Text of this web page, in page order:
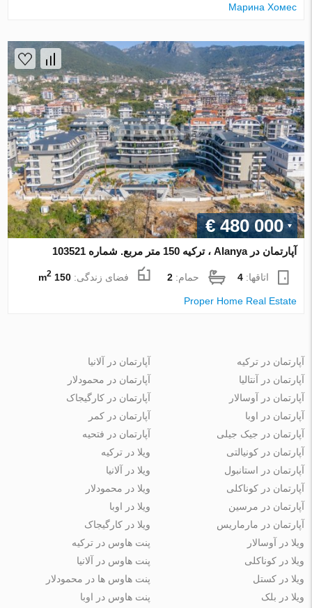
Марина Хомес
€ 480 000
آپارتمان در Alanya ، ترکیه 150 متر مربع. شماره 103521
اتاقها:4 حمام:2 فضای زندگی:150 m
2
Proper Home Real Estate
آپارتمان در ترکیه
آپارتمان در آنتالیا
آپارتمان در آوسالار
آپارتمان در اوبا
آپارتمان در جیک جیلی
آپارتمان در آلانیا
آپارتمان در محمودلار
آپارتمان در کارگیجاک
آپارتمان در کمر
آپارتمان در فتحیه
آپارتمان در کونیالتی
آپارتمان در استانبول
آپارتمان در کوناکلی
آپارتمان در مرسین
آپارتمان در مارماریس
ویلا در ترکیه
ویلا در آلانیا
ویلا در محمودلار
ویلا در اوبا
ویلا در کارگیجاک
ویلا در آوسالار
ویلا در کوناکلی
ویلا در کستل
ویلا در بلک
پنت هاوس در ترکیه
پنت هاوس در آلانیا
پنت هاوس ها در محمودلار
پنت هاوس در اوبا